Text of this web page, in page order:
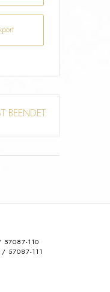
BEENDET.
110
/ 57087-111